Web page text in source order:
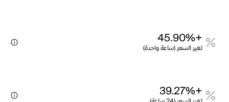
+45.90%
تغير السعر (ساعة واحدة)
+39.27%